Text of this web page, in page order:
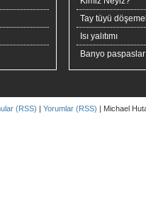
Tay tüyü
Isı yalıtımı
Banyo
(RSS) | Yorumlar (RSS) | Michael